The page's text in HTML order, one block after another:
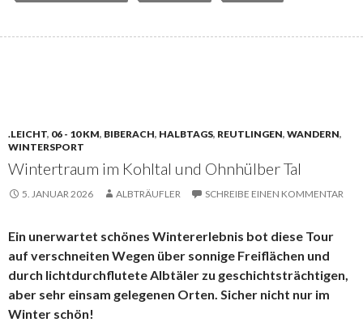
.LEICHT, 06 - 10 KM, BIBERACH, HALBTAGS, REUTLINGEN, WANDERN,
WINTERSPORT
Wintertraum im Kohltal und Ohnhülber Tal
5. JANUAR 2026 ALBTRÄUFLER SCHREIBE EINEN KOMMENTAR
Ein unerwartet schönes Wintererlebnis bot diese Tour
auf verschneiten Wegen über sonnige Freiflächen und
durch lichtdurchflutete Albtäler zu geschichtsträchtigen,
aber sehr einsam gelegenen Orten. Sicher nicht nur im
Winter schön!